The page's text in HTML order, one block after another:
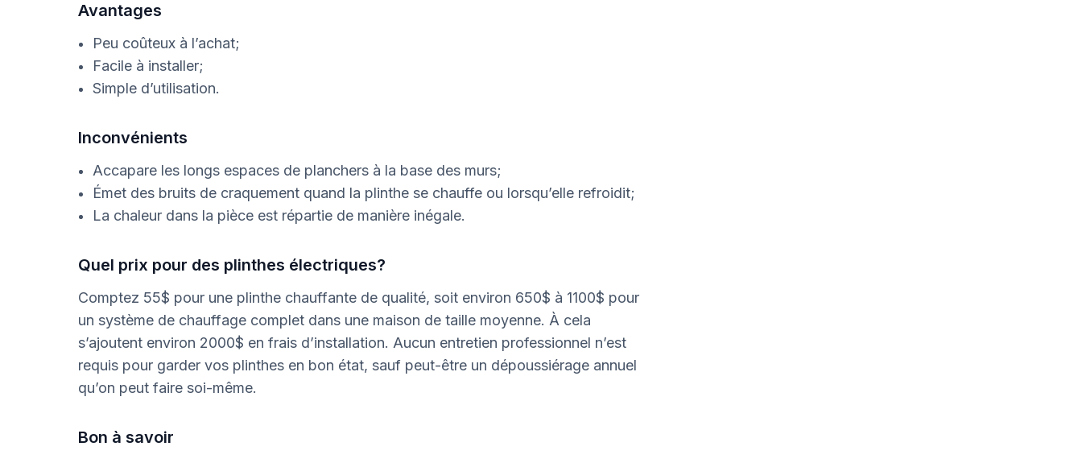
Avantages
Peu coûteux à l’achat;
Facile à installer;
Simple d’utilisation.
Inconvénients
Accapare les longs espaces de planchers à la base des murs;
Émet des bruits de craquement quand la plinthe se chauffe ou lorsqu’elle refroidit;
La chaleur dans la pièce est répartie de manière inégale.
Quel prix pour des plinthes électriques?
Comptez 55$ pour une plinthe chauffante de qualité, soit environ 650$ à 1100$ pour
un système de chauffage complet dans une maison de taille moyenne. À cela
s’ajoutent environ 2000$ en frais d’installation. Aucun entretien professionnel n’est
requis pour garder vos plinthes en bon état, sauf peut-être un dépoussiérage annuel
qu’on peut faire soi-même.
Bon à savoir